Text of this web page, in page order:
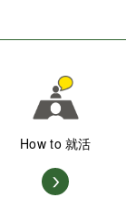
How to 就活